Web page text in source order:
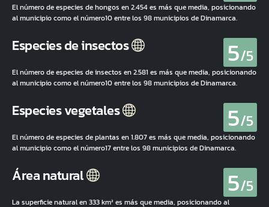
El número de especies de hongos en 2.454 es más que media, posicionando
al municipio como el número10 entre los 98 municipios de Dinamarca.
Especies de insectos 5/5
El número de especies de insectos en 2.581 es más que media, posicionando
al municipio como el número10 entre los 98 municipios de Dinamarca.
Especies vegetales 5/5
El número de especies de plantas en 1.807 es más que media, posicionando
al municipio como el número17 entre los 98 municipios de Dinamarca.
Área natural 5/5
La superficie natural en 333 km² es más que media, posicionando al